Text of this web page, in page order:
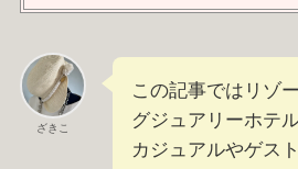
ざきこ
この記事ではリゾ
グジュアリーホテ
カジュアルやゲス